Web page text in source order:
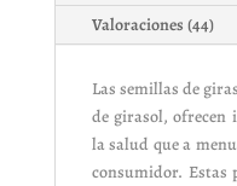
Valoraciones (44)
Las semillas de
de girasol, ofrecen
la salud que a
consumidor. Estas